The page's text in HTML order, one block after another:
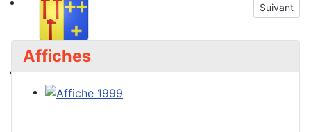
Article
Suivant
Affiches